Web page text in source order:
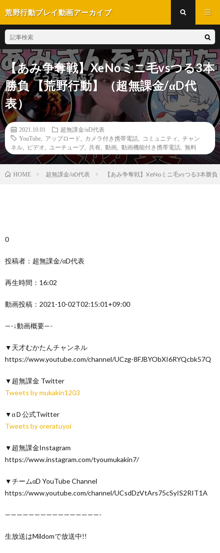
荒野行動プレイ動画アーカイブ
【あみ争奪戦】XeNoミニ毛vsつる3本
勝負 【荒野行動】（超無課金/αD代
表）
2021.10.01
超無課金/αD代表
YouTube
アップロード カメラ付き携帯電話 コミュニティ
チャン
ネル
ビデオ ユーチューブ 共有 動画 動画機能付き携帯電話 無料
HOME 超無課金/αD代表 【あみ争奪戦】XeNoミニ毛vsつる3本勝
0
投稿者：超無課金/αD代表
再生時間：16:02
動画投稿：2021-10-02T02:15:01+09:00
—-↓動画概要—-
▼天才むかたんチャンネル
https://www.youtube.com/channel/UCzg-8FJBYObXI6RYQcbk57Q
▼超無課金 Twitter
Tweets by mukakin1203
▼αＤ公式Twitter
Tweets by oreratuyoi
▼超無課金Instagram
https://www.instagram.com/tyoumukakin7/
▼チームαD YouTube Channel
https://www.youtube.com/channel/UCsdDzVtArs75cSyIS2RIT1A
————————————————-
生放送はMildomで放送中!!